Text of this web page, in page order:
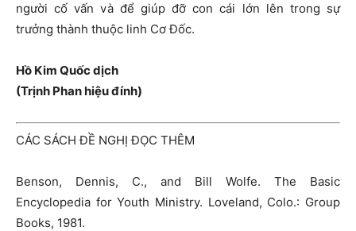
người cố vấn và để giúp đỡ con cái lớn lên trong sự
trưởng thành thuộc linh Cơ Đốc.
Hồ Kim Quốc dịch
(Trịnh Phan hiệu đính)
CÁC SÁCH ĐỀ NGHỊ ĐỌC THÊM
Benson, Dennis, C., and Bill Wolfe. The Basic
Encyclopedia for Youth Ministry. Loveland, Colo.: Group
Books, 1981.